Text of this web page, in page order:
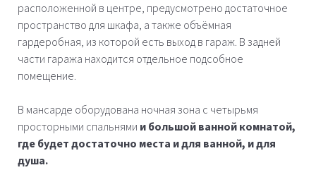
расположенной в центре, предусмотрено достаточное
пространство для шкафа, а также объёмная
гардеробная, из которой есть выход в гараж. В задней
части гаража находится отдельное подсобное
помещение.
В мансарде оборудована ночная зона с четырьмя
просторными спальнями и большой ванной комнатой,
где будет достаточно места и для ванной, и для
душа.